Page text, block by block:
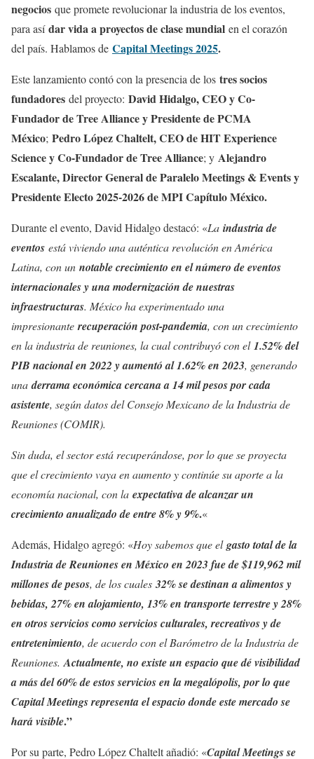
negocios que promete revolucionar la industria de los eventos,
para asídar vida a proyectos de clase mundial en el corazón
del país. Hablamos de Capital Meetings 2025.
Este lanzamiento contó con la presencia de los tres socios
fundadores del proyecto: David Hidalgo, CEO y Co-
Fundador de Tree Alliance y Presidente de PCMA
México; Pedro López Chaltelt, CEO de HIT Experience
Science y Co-Fundador de Tree Alliance; y Alejandro
Escalante, Director General de Paralelo Meetings & Events y
Presidente Electo 2025-2026 de MPI Capítulo México.
Durante el evento, David Hidalgo destacó: «La industria de
eventos está viviendo una auténtica revolución en América
Latina, con un notable crecimiento en el número de eventos
internacionales y una modernización de nuestras
infraestructuras. México ha experimentado una
impresionanterecuperación post-pandemia, con un crecimiento
en la industria de reuniones, la cual contribuyó con el1.52% del
PIB nacional en 2022 y aumentó al 1.62% en 2023, generando
unaderrama económica cercana a 14 mil pesos por cada
asistente, según datos del Consejo Mexicano de la Industria de
Reuniones (COMIR).
Sin duda, el sector está recuperándose, por lo que se proyecta
que el crecimiento vaya en aumento y continúe su aporte a la
economía nacional, con la expectativa de alcanzar un
crecimiento anualizado de entre 8% y 9%.«
Además, Hidalgo agregó: «Hoy sabemos que elgasto total de la
Industria de Reuniones en México en 2023 fue de $119,962 mil
millones de pesos, de los cuales32% se destinan a alimentos y
bebidas, 27% en alojamiento, 13% en transporte terrestre y 28%
en otros servicios como servicios culturales, recreativos y de
entretenimiento, de acuerdo con el Barómetro de la Industria de
Reuniones.Actualmente, no existe un espacio que dé visibilidad
a más del 60% de estos servicios en la megalópolis, por lo que
Capital Meetings representa el espacio donde este mercado se
hará visible.”
Por su parte, Pedro López Chaltelt añadió: «Capital Meetings se